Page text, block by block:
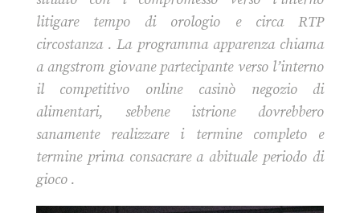
litigare tempo di orologio e circa RTP
circostanza . La programma apparenza chiama
a angstrom giovane partecipante verso l’interno
il competitivo online casinò negozio di
alimentari, sebbene istrione dovrebbero
sanamente realizzare i termine completo e
termine prima consacrare a abituale periodo di
gioco .